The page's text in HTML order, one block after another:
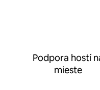
Podpora hostí
mieste